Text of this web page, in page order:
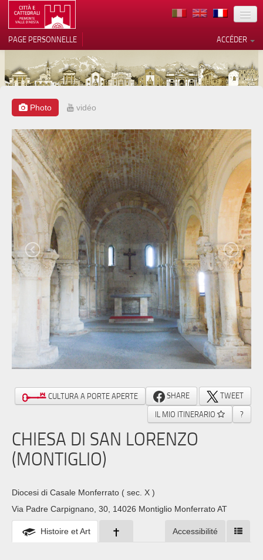
TERRITOIRE
ARCHITECTURE
MUSÉES
ITINÉRAIRES
EVÉNEMENTS
ACCUEIL
BÉNÉVOLES
CONTACTS
PRESS
ACCÉDER
PAGE PERSONNELLE
Photo vidéo
CULTURA A PORTE APERTE SHARE
TWEET
IL MIO ITINERARIO
?
CHIESA DI SAN LORENZO
(MONTIGLIO)
Diocesi di Casale Monferrato ( sec. X )
Via Padre Carpignano, 30, 14026 Montiglio Monferrato AT
Histoire et Art Accessibilité
Notification lors de la collecte
Vos choix en matière de